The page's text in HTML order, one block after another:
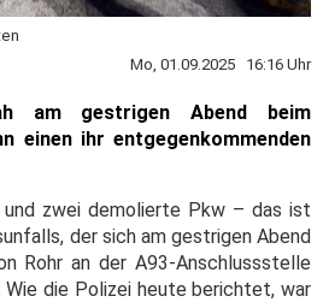
Mo, 01.09.2025 16:16 Uhr
am gestrigen Abend beim
einen ihr entgegenkommenden
zwei demolierte Pkw – das ist
der sich am gestrigen Abend
Rohr an der A93-Anschlussstelle
die Polizei heute berichtet, war